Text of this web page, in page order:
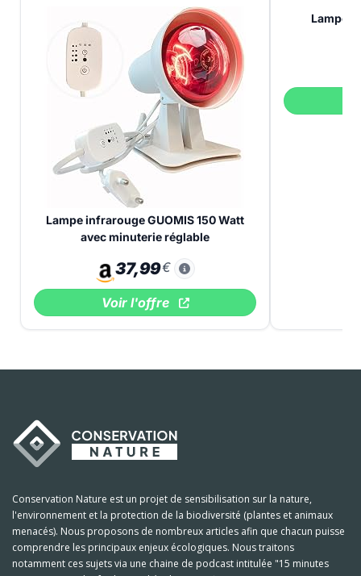
Lampe infrarouge GUOMIS 150 Watt
avec minuterie réglable
37,99€
Voir l'offre
Lampe
Conservation Nature est un projet de sensibilisation sur la nature,
l'environnement et la protection de la biodiversité (plantes et animaux
menacés). Nous proposons de nombreux articles afin que chacun puisse
comprendre les principaux enjeux écologiques. Nous traitons
notamment ces sujets via une chaine de podcast intitulée "15 minutes